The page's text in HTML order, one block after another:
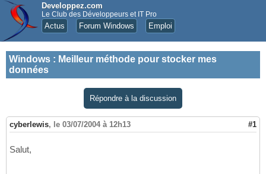
Developpez.com
Le Club des Développeurs et IT Pro
Actus Forum Windows Emploi
Windows : Meilleur méthode pour stocker mes
données
Répondre à la discussion
cyberlewis, le 03/07/2004 à 12h13 #1
Salut,